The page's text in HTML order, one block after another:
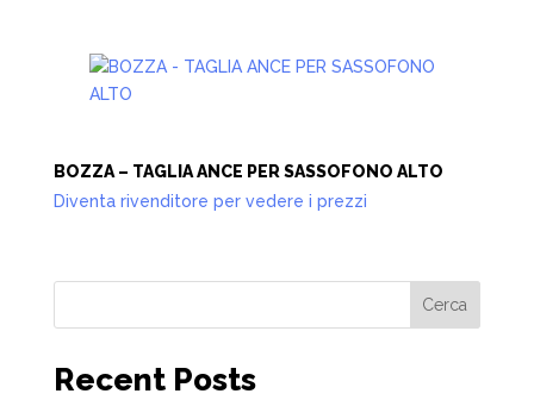
BOZZA – TAGLIA ANCE PER SASSOFONO ALTO
Diventa rivenditore per vedere i prezzi
Cerca
Recent Posts